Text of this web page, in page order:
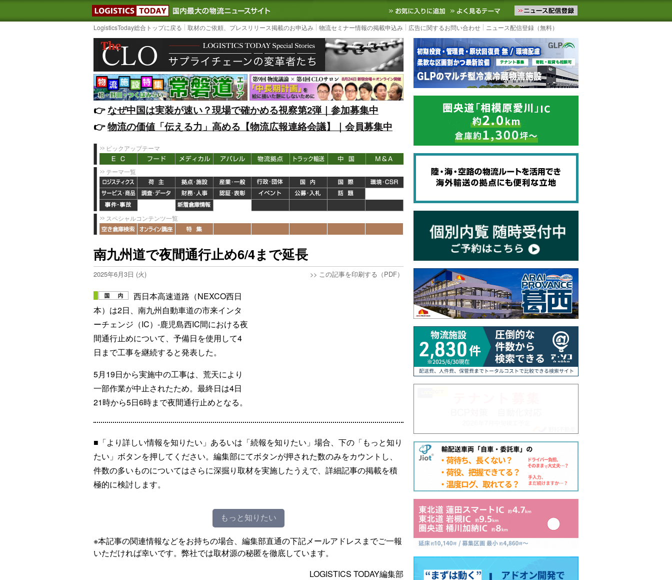
LOGISTICS TODAY｜国内最大の物流ニュースサイト3PL, SCMなど国内外の最新の物流ニュースをお届けします。物流ニュースメール配信を登録す
お気に入りに追加 よく見るテーマ
LogisticsToday総合トップに戻る 取材のご依頼、プレスリリース掲載のお申込み 物流セミナー情報の掲載申込み 広告に関するお問い合わせ ニュース配信登録（無料）
👉️なぜ中国は実装が速い？現場で確かめる視察第2弾｜参加募集中
👉️物流の価値「伝える力」高める【物流広報連絡会議】｜会員募集中
ピックアップテーマ
テーマ一覧
スペシャルコンテンツ一覧
南九州道で夜間通行止め6/4まで延長
2025年6月3日 (火) >> この記事を印刷する（PDF）
西日本高速道路（NEXCO西日
本）は2日、南九州自動車道の市来インタ
ーチェンジ（IC）-鹿児島西IC間における夜
間通行止めについて、予備日を使用して4
日まで工事を継続すると発表した。
5月19日から実施中の工事は、荒天により
一部作業が中止されたため。最終日は4日
21時から5日6時まで夜間通行止めとなる。
■「より詳しい情報を知りたい」あるいは「続報を知りたい」場合、下の「もっと知り
たい」ボタンを押してください。編集部にてボタンが押された数のみをカウントし、
件数の多いものについてはさらに深掘り取材を実施したうえで、詳細記事の掲載を積
極的に検討します。
もっと知りたい
※本記事の関連情報などをお持ちの場合、編集部直通の下記メールアドレスまでご一報
いただければ幸いです。弊社では取材源の秘匿を徹底しています。
LOGISTICS TODAY編集部